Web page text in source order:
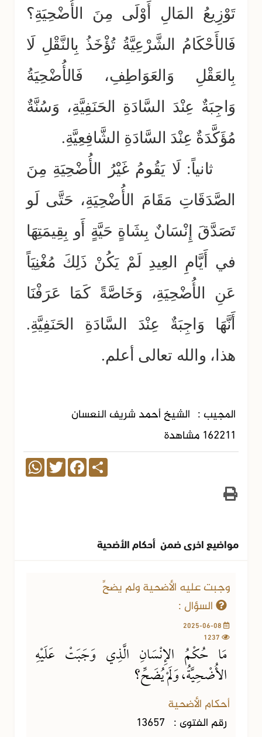
تَوْزِيعُ المَالِ أَوْلَى مِنَ الأُضْحِيَةِ؟
فَالأَحْكَامُ الشَّرْعِيَّةُ تُؤْخَذُ بِالنَّقْلِ لَا
بِالعَقْلِ وَالعَوَاطِفِ، فَالأُضْحِيَةُ
وَاجِبَةٌ عِنْدَ السَّادَةِ الحَنَفِيَّةِ، وَسُنَّةٌ
مُؤَكَّدَةٌ عِنْدَ السَّادَةِ الشَّافِعِيَّةِ.
ثانياً: لَا يَقُومُ غَيْرُ الأُضْحِيَةِ مِنَ
الصَّدَقَاتِ مَقَامَ الأُضْحِيَةِ، حَتَّى لَو
تَصَدَّقَ إِنْسَانٌ بِشَاةٍ حَيَّةٍ أَو بِقِيمَتِهَا
في أَيَّامِ العِيدِ لَمْ يَكُنْ ذَلِكَ مُغْنِيَاً
عَنِ الأُضْحِيَةِ، وَخَاصَّةً كَمَا عَرَفْنَا
أَنَّهَا وَاجِبَةٌ عِنْدَ السَّادَةِ الحَنَفِيَّةِ.
هذا، والله تعالى أعلم.
المجيب : الشيخ أحمد شريف النعسان
162211 مشاهدة
Share
Facebook
Twitter
WhatsApp
مواضيع اخرى ضمن أحكام الأضحية
وجبت عليه الأضحية ولم يضحِّ
السؤال :
مَا حُكْمُ الإِنْسَانِ الَّذِي وَجَبَتْ عَلَيْهِ
الأُضْحِيَّةُ، وَلَمْ يُضَحِّ؟
أحكام الأضحية
رقم الفتوى : 13657